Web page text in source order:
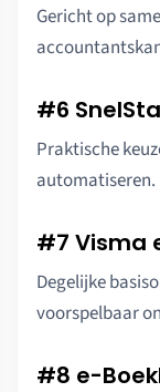
Gericht op
#6
Praktische
automatiseren.
#7 Visma
Degelijke
voorspelbaar
#8 e-